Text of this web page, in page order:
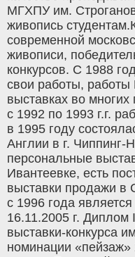
МГХПУ им.
живопись
современной
живописи,
конкурсов. С 1988
свои работы,
выставках во
с 1992 по 1993 г.г.
в 1995 году
Англии в г. Чиппинг-
персональные
Ивантеевке, есть
выставки продажи в
с 1996 года
16.11.2005 г. Диплом
выставки-конкурса
номинации «пейзаж»